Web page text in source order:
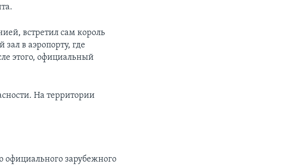
встретил сам король
в аэропорту, где
этого, официальный
На территории
официального зарубежного